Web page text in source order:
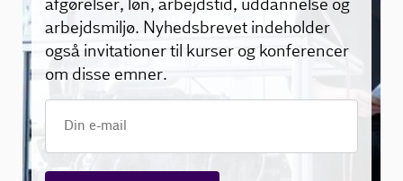
arbejdsmiljø. Nyhedsbrevet indeholder
også invitationer til kurser og konferencer
om disse emner.